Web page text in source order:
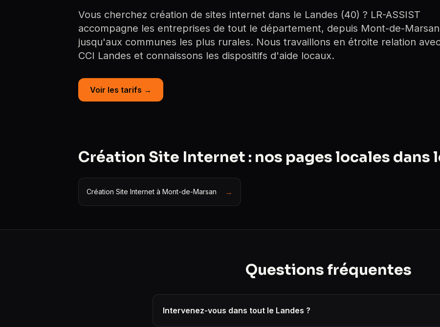
Vous cherchez création de sites internet dans le Landes (40) ? LR-ASSIST
accompagne les entreprises de tout le département, depuis Mont-de-Marsan
jusqu'aux communes les plus rurales. Nous travaillons en étroite relation
CCI Landes et connaissons les dispositifs d'aide locaux.
Voir les tarifs →
Création Site Internet : nos pages locales dans
Création Site Internet à Mont-de-Marsan →
Questions fréquentes
Intervenez-vous dans tout le Landes ?